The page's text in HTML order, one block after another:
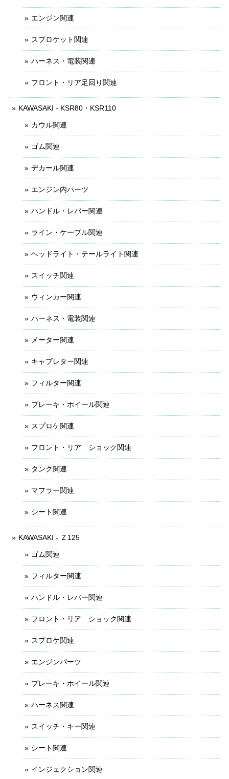
エンジン関連
スプロケット関連
ハーネス・電装関連
フロント・リア足回り関連
KAWASAKI - KSR80・KSR110
カウル関連
ゴム関連
デカール関連
エンジン内パーツ
ハンドル・レバー関連
ライン・ケーブル関連
ヘッドライト・テールライト関連
スイッチ関連
ウィンカー関連
ハーネス・電装関連
メーター関連
キャブレター関連
フィルター関連
ブレーキ・ホイール関連
スプロケ関連
フロント・リア ショック関連
タンク関連
マフラー関連
シート関連
KAWASAKI - Ｚ125
ゴム関連
フィルター関連
ハンドル・レバー関連
フロント・リア ショック関連
スプロケ関連
エンジンパーツ
ブレーキ・ホイール関連
ハーネス関連
スイッチ・キー関連
シート関連
インジェクション関連